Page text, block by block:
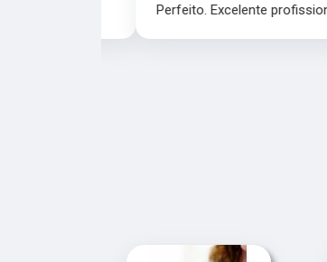
Perfeito. Excelente profissionais.
‹